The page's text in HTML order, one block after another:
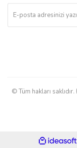
© Tüm hakları